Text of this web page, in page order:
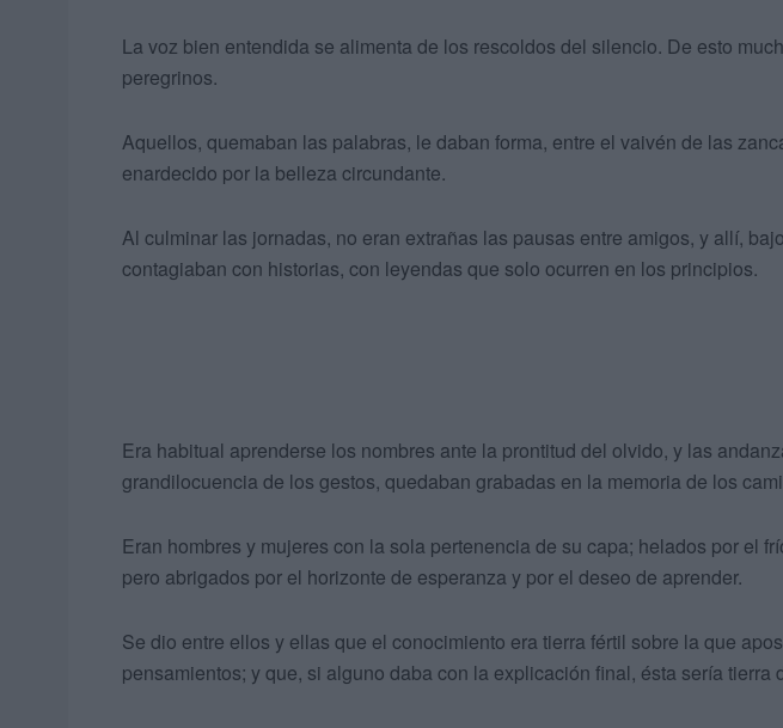
La voz bien entendida se alimenta de los rescoldos del silencio. De esto
peregrinos.
Aquellos, quemaban las palabras, le daban forma, entre el vaivén de las
enardecido por la belleza circundante.
Al culminar las jornadas, no eran extrañas las pausas entre amigos, y allí,
contagiaban con historias, con leyendas que solo ocurren en los principios.
Era habitual aprenderse los nombres ante la prontitud del olvido, y las
grandilocuencia de los gestos, quedaban grabadas en la memoria de los
Eran hombres y mujeres con la sola pertenencia de su capa; helados por el
pero abrigados por el horizonte de esperanza y por el deseo de aprender.
Se dio entre ellos y ellas que el conocimiento era tierra fértil sobre la que
pensamientos; y que, si alguno daba con la explicación final, ésta sería tierra